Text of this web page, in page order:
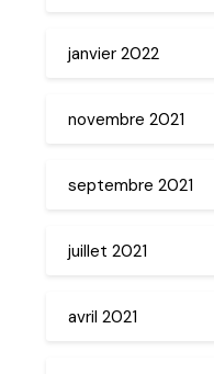
janvier 2022
novembre 2021
septembre 2021
juillet 2021
avril 2021